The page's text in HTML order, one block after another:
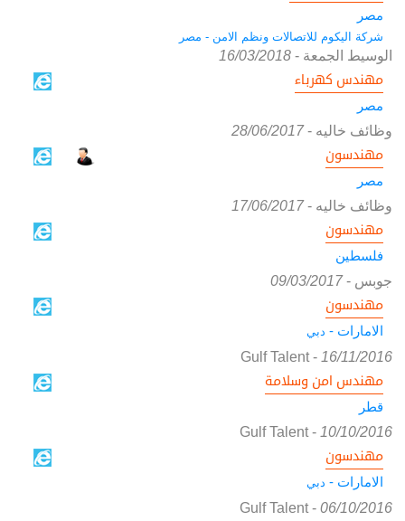
مصر
شركة اليكوم للاتصالات ونظم الامن - مصر
الوسيط الجمعة -
16/03/2018
مهندس كهرباء
مصر
وظائف خاليه -
28/06/2017
مهندسون
مصر
وظائف خاليه -
17/06/2017
مهندسون
فلسطين
جوبس -
09/03/2017
مهندسون
الامارات - دبي
Gulf Talent- 16/11/2016
مهندس امن وسلامة
قطر
Gulf Talent- 10/10/2016
مهندسون
الامارات - دبي
Gulf Talent- 06/10/2016